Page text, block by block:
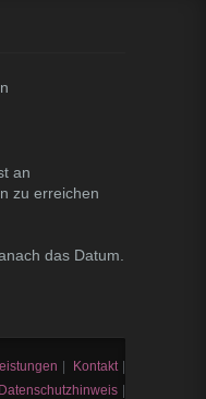
an
zu erreichen
das Datum.
Kontakt